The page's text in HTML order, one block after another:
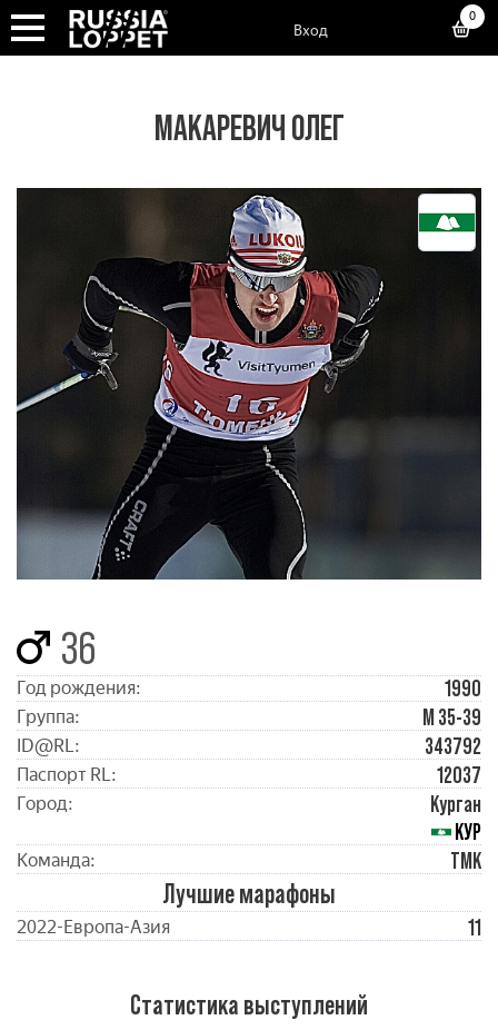
Вход
0
МАКАРЕВИЧ ОЛЕГ
36
Год рождения: 1990
Группа: М 35-39
ID@RL: 343792
Паспорт RL: 12037
Город:
Курган
КУР
Команда: ТМК
Лучшие марафоны
2022-Европа-Азия 11
Статистика выступлений